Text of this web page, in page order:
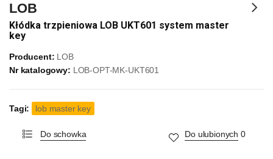
LOB
Kłódka trzpieniowa LOB UKT601 system master
key
Producent: LOB
Nr katalogowy: LOB-OPT-MK-UKT601
Tagi: lob master key
Do schowka Do ulubionych 0